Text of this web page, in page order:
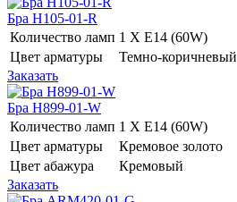
Бра H105-01-R
Количество ламп 1 Х E14 (60W)
Цвет арматуры
Темно-коричневый
Заказать
Бра H899-01-W
Количество ламп 1 Х E14 (60W)
Цвет арматуры
Кремовое золото
Цвет абажура
Кремовый
Заказать